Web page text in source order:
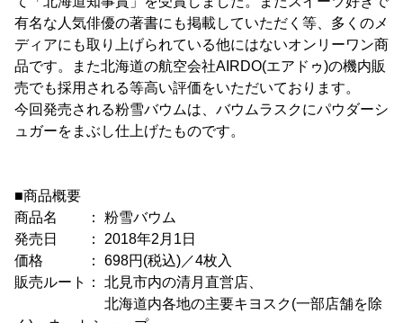
有名な人気俳優の著書にも掲載していただく等、多くのメ
ディアにも取り上げられている他にはないオンリーワン商
品です。また北海道の航空会社AIRDO(エアドゥ)の機内販
売でも採用される等高い評価をいただいております。
今回発売される粉雪バウムは、バウムラスクにパウダーシ
ュガーをまぶし仕上げたものです。
■商品概要
商品名 ： 粉雪バウム
発売日 ： 2018年2月1日
価格 ： 698円(税込)／4枚入
販売ルート： 北見市内の清月直営店、
北海道内各地の主要キヨスク(一部店舗を除